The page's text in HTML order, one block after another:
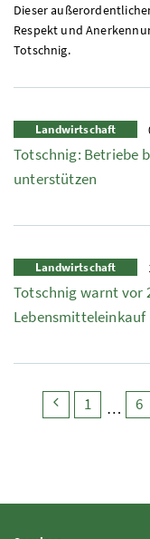
Dieser
Respekt und
Totschnig.
Landwirtschaft
Totschnig: Betriebe
unterstützen
Landwirtschaft
Totschnig warnt vor
Lebensmitteleinkauf
1 6